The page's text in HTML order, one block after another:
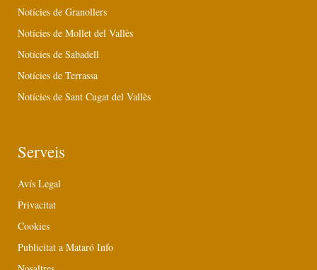
Notícies de Granollers
Notícies de Mollet del Vallès
Notícies de Sabadell
Notícies de Terrassa
Notícies de Sant Cugat del Vallès
Serveis
Avís Legal
Privacitat
Cookies
Publicitat a Mataró Info